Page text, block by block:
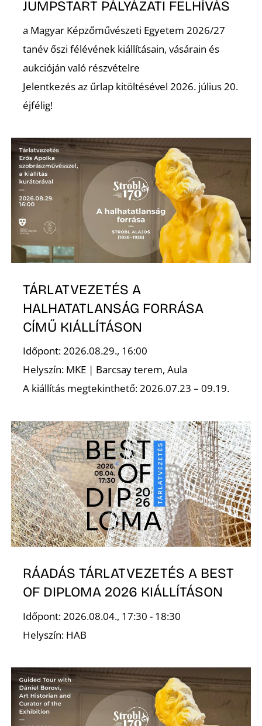
JUMPSTART PÁLYÁZATI FELHÍVÁS
a Magyar Képzőművészeti Egyetem 2026/27
tanév őszi félévének kiállításain, vásárain és
aukcióján való részvételre
Jelentkezés az űrlap kitöltésével 2026. július 20.
éjfélig!
TÁRLATVEZETÉS A
HALHATATLANSÁG FORRÁSA
CÍMŰ KIÁLLÍTÁSON
Időpont: 2026.08.29., 16:00
Helyszín: MKE | Barcsay terem, Aula
A kiállítás megtekinthető: 2026.07.23 – 09.19.
RÁADÁS TÁRLATVEZETÉS A BEST
OF DIPLOMA 2026 KIÁLLÍTÁSON
Időpont: 2026.08.04., 17:30 - 18:30
Helyszín: HAB